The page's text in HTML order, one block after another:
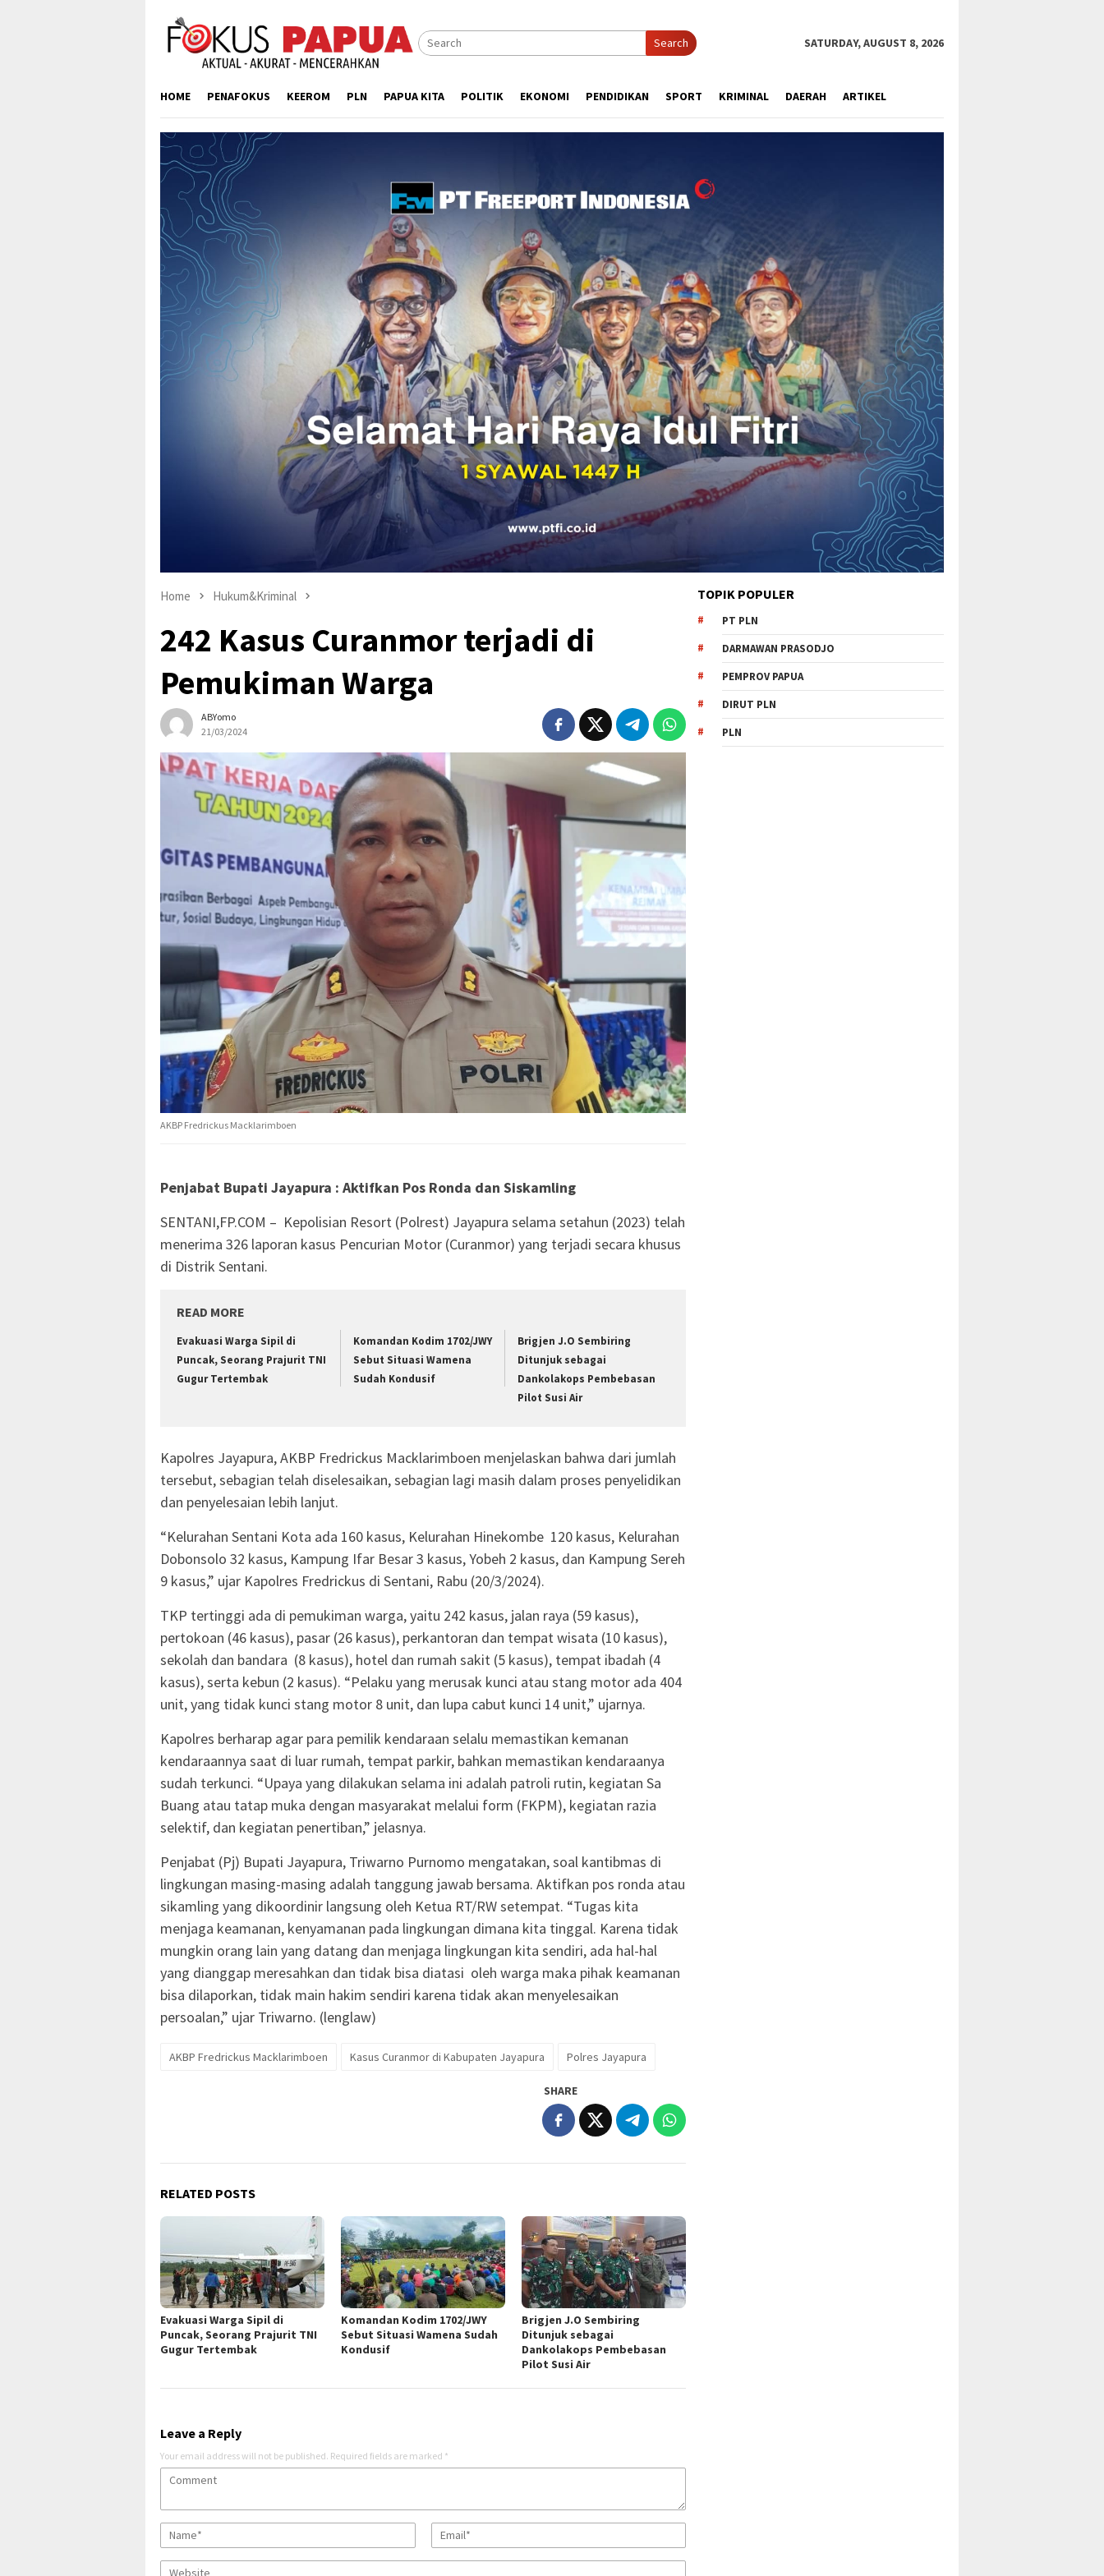
content
Search SATURDAY, AUGUST 8, 2026
HOME PENAFOKUS KEEROM PLN PAPUA KITA POLITIK EKONOMI PENDIDIKAN SPORT KRIMINAL DAERAH ARTIKEL
Home Hukum&Kriminal
242 Kasus Curanmor terjadi di
Pemukiman Warga
ABYomo
21/03/2024
AKBP Fredrickus Macklarimboen
Penjabat Bupati Jayapura : Aktifkan Pos Ronda dan Siskamling
SENTANI,FP.COM – Kepolisian Resort (Polrest) Jayapura selama setahun (2023) telah
menerima 326 laporan kasus Pencurian Motor (Curanmor) yang terjadi secara khusus
di Distrik Sentani.
READ MORE
Evakuasi Warga Sipil di
Puncak, Seorang Prajurit TNI
Gugur Tertembak
Komandan Kodim 1702/JWY
Sebut Situasi Wamena
Sudah Kondusif
Brigjen J.O Sembiring
Ditunjuk sebagai
Dankolakops Pembebasan
Pilot Susi Air
Kapolres Jayapura, AKBP Fredrickus Macklarimboen menjelaskan bahwa dari jumlah
tersebut, sebagian telah diselesaikan, sebagian lagi masih dalam proses penyelidikan
dan penyelesaian lebih lanjut.
“Kelurahan Sentani Kota ada 160 kasus, Kelurahan Hinekombe 120 kasus, Kelurahan
Dobonsolo 32 kasus, Kampung Ifar Besar 3 kasus, Yobeh 2 kasus, dan Kampung Sereh
9 kasus,” ujar Kapolres Fredrickus di Sentani, Rabu (20/3/2024).
TKP tertinggi ada di pemukiman warga, yaitu 242 kasus, jalan raya (59 kasus),
pertokoan (46 kasus), pasar (26 kasus), perkantoran dan tempat wisata (10 kasus),
sekolah dan bandara (8 kasus), hotel dan rumah sakit (5 kasus), tempat ibadah (4
kasus), serta kebun (2 kasus). “Pelaku yang merusak kunci atau stang motor ada 404
unit, yang tidak kunci stang motor 8 unit, dan lupa cabut kunci 14 unit,” ujarnya.
Kapolres berharap agar para pemilik kendaraan selalu memastikan kemanan
kendaraannya saat di luar rumah, tempat parkir, bahkan memastikan kendaraanya
sudah terkunci. “Upaya yang dilakukan selama ini adalah patroli rutin, kegiatan Sa
Buang atau tatap muka dengan masyarakat melalui form (FKPM), kegiatan razia
selektif, dan kegiatan penertiban,” jelasnya.
Penjabat (Pj) Bupati Jayapura, Triwarno Purnomo mengatakan, soal kantibmas di
lingkungan masing-masing adalah tanggung jawab bersama. Aktifkan pos ronda atau
sikamling yang dikoordinir langsung oleh Ketua RT/RW setempat. “Tugas kita
menjaga keamanan, kenyamanan pada lingkungan dimana kita tinggal. Karena tidak
mungkin orang lain yang datang dan menjaga lingkungan kita sendiri, ada hal-hal
yang dianggap meresahkan dan tidak bisa diatasi oleh warga maka pihak keamanan
bisa dilaporkan, tidak main hakim sendiri karena tidak akan menyelesaikan
persoalan,” ujar Triwarno. (lenglaw)
AKBP Fredrickus Macklarimboen Kasus Curanmor di Kabupaten Jayapura Polres Jayapura
SHARE
RELATED POSTS
Evakuasi Warga Sipil di
Puncak, Seorang Prajurit TNI
Gugur Tertembak
Komandan Kodim 1702/JWY
Sebut Situasi Wamena Sudah
Kondusif
Brigjen J.O Sembiring
Ditunjuk sebagai
Dankolakops Pembebasan
Pilot Susi Air
Leave a Reply
Your email address will not be published. Required fields are marked *
TOPIK POPULER
PT PLN
DARMAWAN PRASODJO
PEMPROV PAPUA
DIRUT PLN
PLN